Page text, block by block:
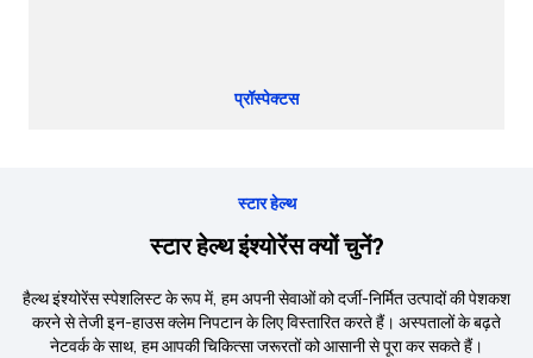
प्रॉस्पेक्टस
स्टार हेल्थ
स्टार हेल्थ इंश्योरेंस क्यों चुनें?
हैल्थ इंश्योरेंस स्पेशलिस्ट के रूप में, हम अपनी सेवाओं को दर्जी-निर्मित उत्पादों की पेशकश
करने से तेजी इन-हाउस क्लेम निपटान के लिए विस्तारित करते हैं। अस्पतालों के बढ़ते
नेटवर्क के साथ, हम आपकी चिकित्सा जरूरतों को आसानी से पूरा कर सकते हैं।